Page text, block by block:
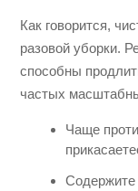
Как говорится,
разовой уборки.
способны
частых
Чаще
Содержите